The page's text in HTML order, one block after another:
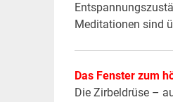
Meditationen sind
Das Fenster zum
Die Zirbeldrüse –